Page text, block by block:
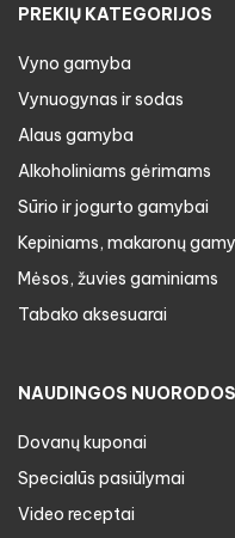
PREKIŲ KATEGORIJOS
Vyno gamyba
Vynuogynas ir sodas
Alaus gamyba
Alkoholiniams gėrimams
Sūrio ir jogurto gamybai
Kepiniams, makaronų
Mėsos, žuvies gaminiams
Tabako aksesuarai
NAUDINGOS NUORODOS
Dovanų kuponai
Specialūs pasiūlymai
Video receptai